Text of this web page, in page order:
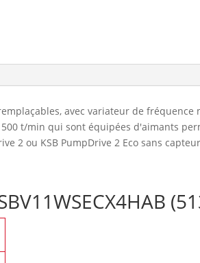
avec variateur de fréquence
t/min qui sont équipées d'aimants
2 ou KSB PumpDrive 2 Eco sans